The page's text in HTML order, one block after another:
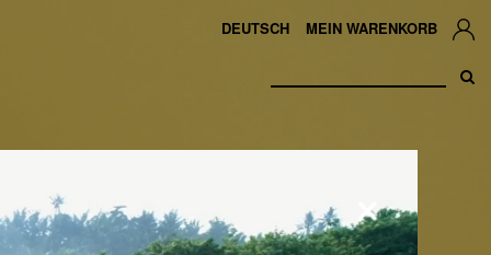
×
MEIN WARENKORB
DEUTSCH